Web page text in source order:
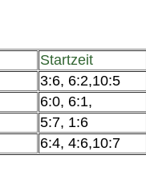
Startzeit
3:6, 6:2,10:5
6:0, 6:1,
5:7, 1:6
6:4, 4:6,10:7